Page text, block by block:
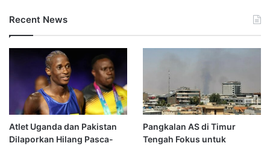
Recent News
Atlet Uganda dan Pakistan
Dilaporkan Hilang Pasca-
Pangkalan AS di Timur
Tengah Fokus untuk